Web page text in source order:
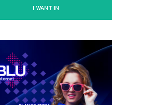
I WANT IN